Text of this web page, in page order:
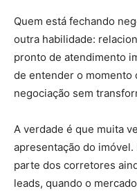
Quem está fechando
outra habilidade:
pronto de atendimento
de entender o momento
negociação sem
A verdade é que muita
apresentação do
parte dos corretores
leads, quando o